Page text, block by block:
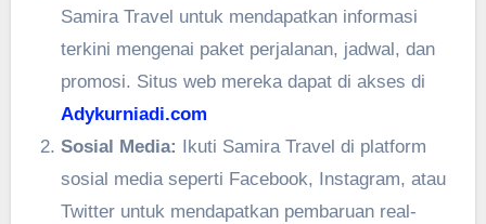
Samira Travel untuk mendapatkan informasi
terkini mengenai paket perjalanan, jadwal, dan
promosi. Situs web mereka dapat di akses di
Adykurniadi.com
Sosial Media: Ikuti Samira Travel di platform
sosial media seperti Facebook, Instagram, atau
Twitter untuk mendapatkan pembaruan real-